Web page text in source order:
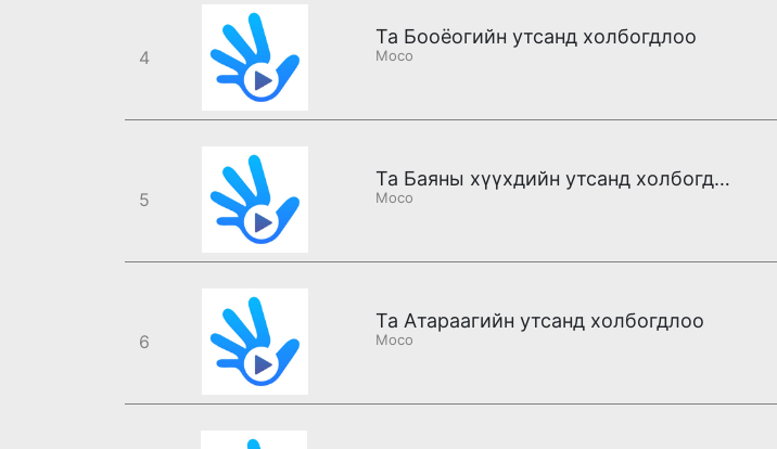
4
Та Бооёогийн утсанд холбогдлоо
Moco
5
Та Баяны хүүхдийн утсанд холбогдлоо
Moco
6
Та Атараагийн утсанд холбогдлоо
Moco